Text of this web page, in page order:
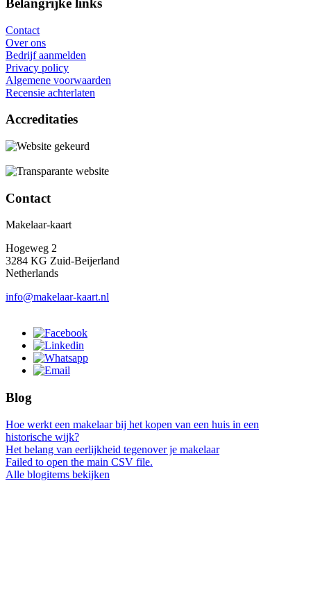
Belangrijke links
Contact
Over ons
Bedrijf aanmelden
Privacy policy
Algemene voorwaarden
Recensie achterlaten
Accreditaties
Contact
Makelaar-kaart
Hogeweg 2
3284 KG Zuid-Beijerland
Netherlands
info@makelaar-kaart.nl
Blog
Hoe werkt een makelaar bij het kopen van een huis in een
historische wijk?
Het belang van eerlijkheid tegenover je makelaar
Failed to open the main CSV file.
Alle blogitems bekijken